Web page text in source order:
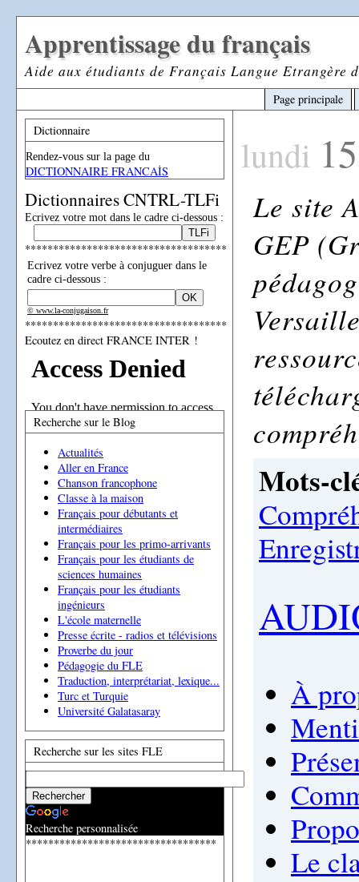
Apprentissage du français
Aide aux étudiants de Français Langue Etrangère
Page principale
Dictionnaire
Rendez-vous sur la page du
DICTIONNAIRE FRANCAİS
Dictionnaires CNTRL-TLFi
Ecrivez votre mot dans le cadre ci-dessous :
************************************
Ecrivez votre verbe à conjuguer dans le
cadre ci-dessous :
© www.la-conjugaison.fr
************************************
Ecoutez en direct FRANCE INTER !
Recherche sur le Blog
Actualités
Aller en France
Chanson francophone
Classe à la maison
Français pour débutants et
intermédiaires
Français pour les primo-arrivants
Français pour les étudiants de
sciences humaines
Français pour les étudiants
ingénieurs
L'école maternelle
Presse écrite - radios et télévisions
Proverbe du jour
Pédagogie du FLE
Traduction, interprétariat, lexique...
Turc et Turquie
Université Galatasaray
Recherche sur les sites FLE
Recherche personnalisée
**********************************
lundi 15
Le site
GEP
Mots-
À
Le